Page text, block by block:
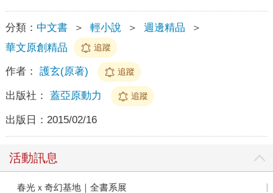
分類： 中文書 ＞ 輕小說 ＞ 週邊精品
＞
華文原創精品
追蹤
作者： 護玄(原著) 追蹤
出版社： 蓋亞原動力 追蹤
出版日： 2015/02/16
活動訊息
春光ｘ奇幻基地｜全書系展